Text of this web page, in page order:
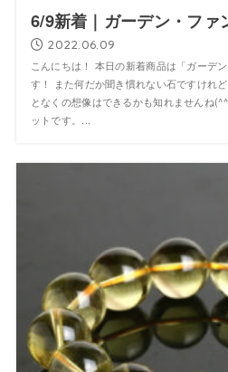
6/9新着｜ガーデン・ファ
2022.06.09
こんにちは！ 本日の新着商品は「ガーデ
す！ また何だか聞き慣れない石ですけれ
となくの想像はできるかも知れませんね
ットです。...